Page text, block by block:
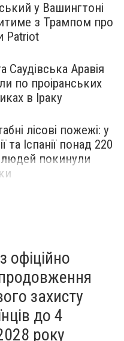
у Вашингтоні
з Трампом про
Patriot
Саудівська Аравія
по проіранських
в Іраку
лісові пожежі: у
та Іспанії понад 220
покинули
офіційно
захисту
до 4
року